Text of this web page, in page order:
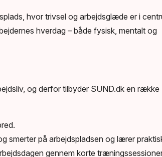
hvor trivsel og arbejdsglæde er i
hverdag – både fysisk, mentalt og
og derfor tilbyder SUND.dk en række
smerter på arbejdspladsen og lærer
gennem korte